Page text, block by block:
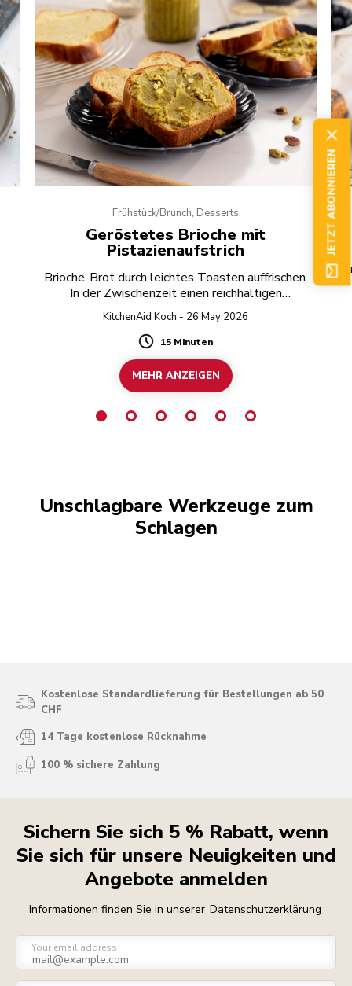
Frühstück/Brunch, Desserts
Geröstetes Brioche mit
Pistazienaufstrich
Brioche-Brot durch leichtes Toasten auffrischen.
In der Zwischenzeit einen reichhaltigen
Pistazienaufstrich mit weißer Schokolade
zubereiten.
KitchenAid Koch - 26 May 2026
Duration
15 Minuten
MEHR ANZEIGEN
Unschlagbare Werkzeuge zum
Schlagen
Kostenlose Standardlieferung für Bestellungen ab 50
CHF
14 Tage kostenlose Rücknahme
100 % sichere Zahlung
Sichern Sie sich 5 % Rabatt, wenn
Sie sich für unsere Neuigkeiten und
Angebote anmelden
Informationen finden Sie in unserer Datenschutzerklärung
Your email address
JETZT ABONNIEREN